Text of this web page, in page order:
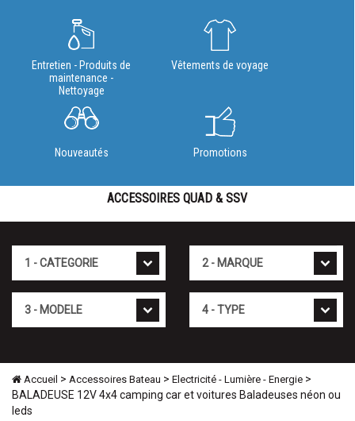
Entretien - Produits de
maintenance -
Nettoyage
Vêtements de voyage
Nouveautés Promotions
ACCESSOIRES QUAD & SSV
Accueil > Accessoires Bateau > Electricité - Lumière - Energie >
BALADEUSE 12V 4x4 camping car et voitures Baladeuses néon ou
leds